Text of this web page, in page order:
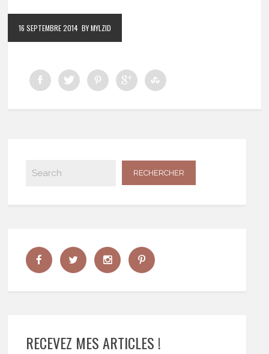
16 SEPTEMBRE 2014 BY MYLZID
RECEVEZ MES ARTICLES !